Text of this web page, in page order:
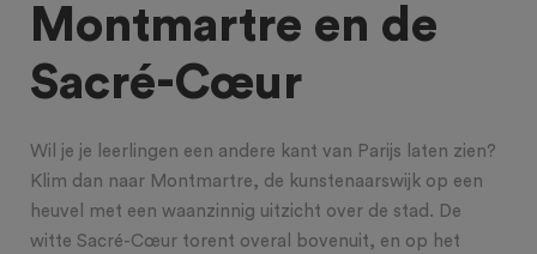
Montmartre en de
Sacré-Cœur
Wil je je leerlingen een andere kant van Parijs laten zien?
Klim dan naar Montmartre, de kunstenaarswijk op een
heuvel met een waanzinnig uitzicht over de stad. De
witte Sacré-Cœur torent overal bovenuit, en op het